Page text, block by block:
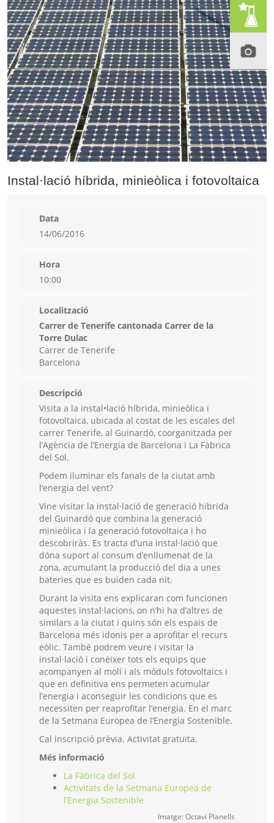
Instal·lació híbrida, minieòlica i fotovoltaica
Data
14/06/2016
Hora
10:00
Localització
Carrer de Tenerife cantonada Carrer de la
Torre Dulac
Carrer de Tenerife
Barcelona
Descripció
Visita a la instal•lació híbrida, minieòlica i
fotovoltaica, ubicada al costat de les escales del
carrer Tenerife, al Guinardó, coorganitzada per
l’Agència de l’Energia de Barcelona i La Fàbrica
del Sol.
Podem iluminar els fanals de la ciutat amb
l’energia del vent?
Vine visitar la instal·lació de generació hibrida
del Guinardó que combina la generació
minieòlica i la generació fotovoltaica i ho
descobriràs. Es tracta d’una instal·lació que
dóna suport al consum d’enllumenat de la
zona, acumulant la producció del dia a unes
bateries que es buiden cada nit.
Durant la visita ens explicaran com funcionen
aquestes instal·lacions, on n’hi ha d’altres de
similars a la ciutat i quins són els espais de
Barcelona més idonis per a aprofitar el recurs
eòlic. També podrem veure i visitar la
instal·lació i conèixer tots els equips que
acompanyen al molí i als mòduls fotovoltaics i
que en definitiva ens permeten acumular
l’energia i aconseguir les condicions que es
necessiten per reaprofitar l’energia. En el marc
de la Setmana Europea de l’Energia Sostenible.
Cal inscripció prèvia. Activitat gratuïta.
Més informació
La Fàbrica del Sol
Activitats de la Setmana Europea de
l’Energia Sostenible
Imatge: Octavi Planells